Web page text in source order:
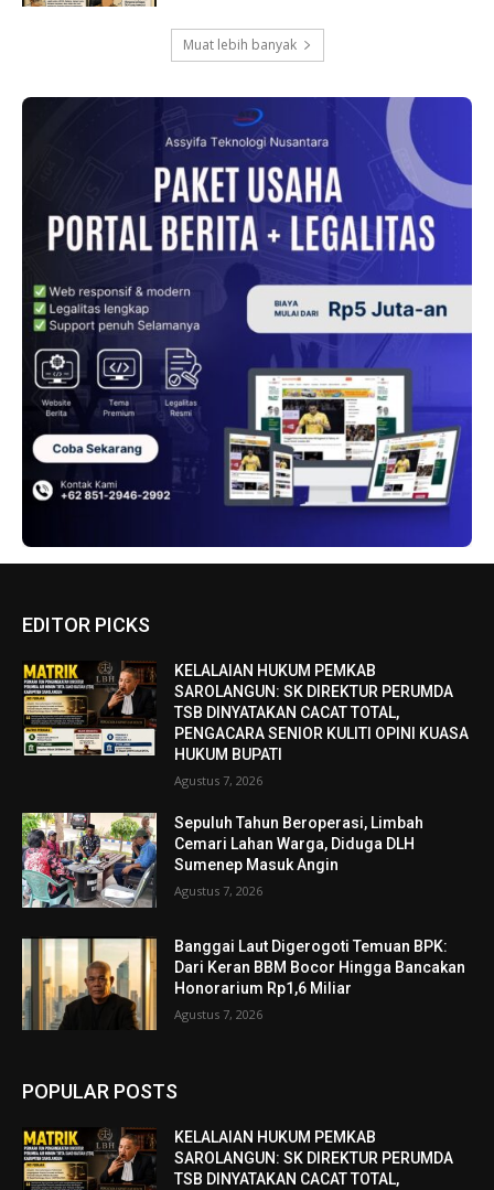
Muat lebih banyak
EDITOR PICKS
KELALAIAN HUKUM PEMKAB
SAROLANGUN: SK DIREKTUR PERUMDA
TSB DINYATAKAN CACAT TOTAL,
PENGACARA SENIOR KULITI OPINI KUASA
HUKUM BUPATI
Agustus 7, 2026
Sepuluh Tahun Beroperasi, Limbah
Cemari Lahan Warga, Diduga DLH
Sumenep Masuk Angin
Agustus 7, 2026
Banggai Laut Digerogoti Temuan BPK:
Dari Keran BBM Bocor Hingga Bancakan
Honorarium Rp1,6 Miliar
Agustus 7, 2026
POPULAR POSTS
KELALAIAN HUKUM PEMKAB
SAROLANGUN: SK DIREKTUR PERUMDA
TSB DINYATAKAN CACAT TOTAL,